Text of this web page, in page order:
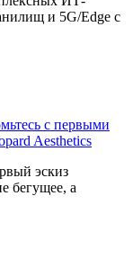
и 5G/Edge с
с первыми
Aesthetics
эскиз
бегущее, а